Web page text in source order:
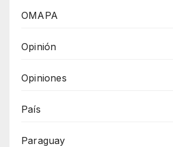
OMAPA
Opinión
Opiniones
País
Paraguay